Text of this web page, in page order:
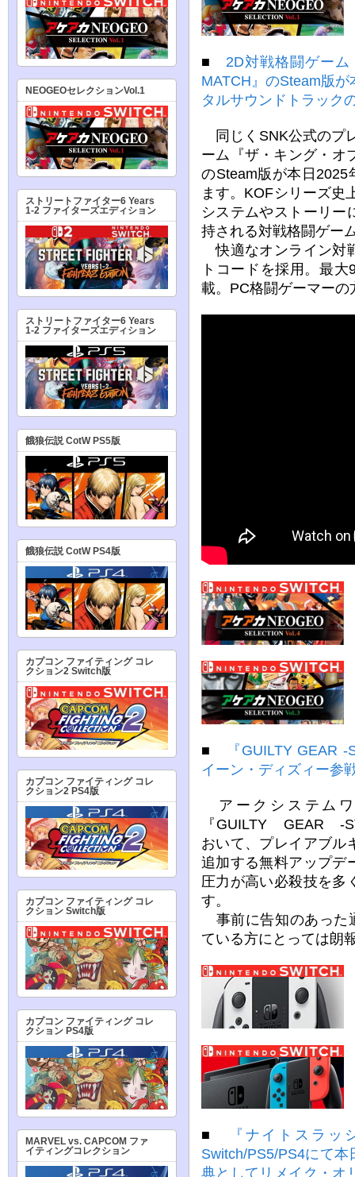
■ 2D対戦格闘ゲーム
MATCH』のSteam版
タルサウンドトラック
同じくSNK公式のプ
ーム『ザ・キング・
のSteam版が本日
ます。KOFシリーズ史
システムやストーリー
持される対戦格闘ゲー
快適なオンライン対
トコードを採用。最
載。PC格闘ゲーマー
■
『GUILTY GEAR
イーン・ディズィー参
アークシステムワ
『GUILTY GEAR -
おいて、プレイアブル
追加する無料アップデ
圧力が高い必殺技を多
す。
事前に告知のあった
ている方にとっては朗
■
『ナイトスラッ
Switch/PS5/PS4にて
典としてリメイク・オ
NEOGEOセレクションVol.1
ストリートファイター6 Years
1-2 ファイターズエディション
ストリートファイター6 Years
1-2 ファイターズエディション
餓狼伝説 CotW PS5版
餓狼伝説 CotW PS4版
カプコン ファイティング コレ
クション2 Switch版
カプコン ファイティング コレ
クション2 PS4版
カプコン ファイティング コレ
クション Switch版
カプコン ファイティング コレ
クション PS4版
MARVEL vs. CAPCOM ファ
イティングコレクション